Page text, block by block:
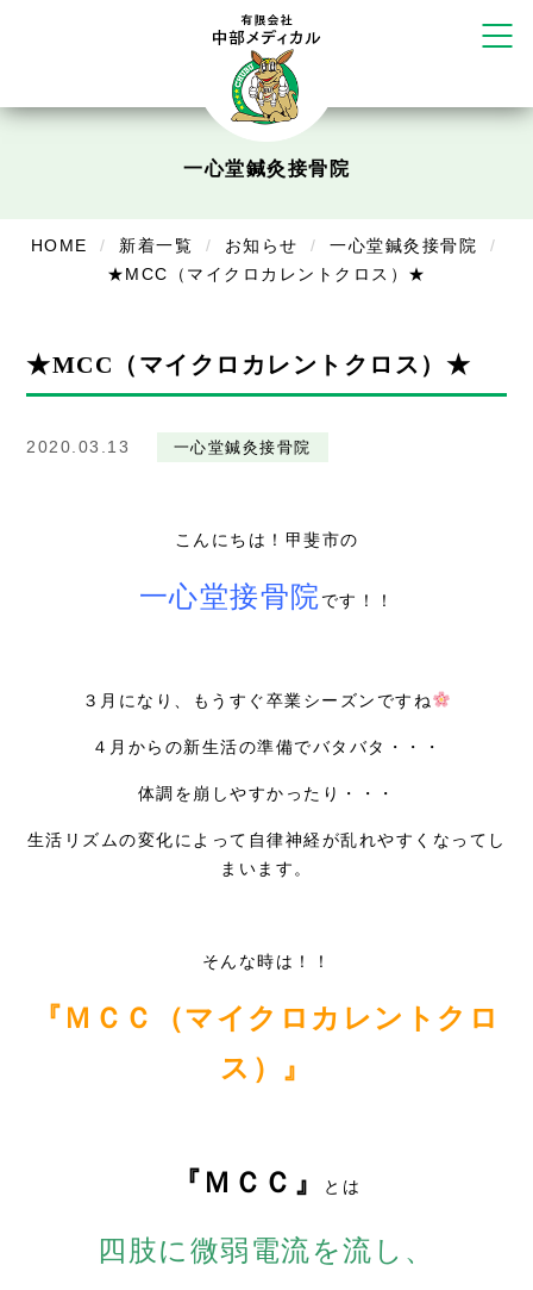
Cure
在宅訪問
美容鍼・コルギ
お知らせ
一心堂鍼灸接骨院
HOME 新着一覧 お知らせ
一心堂鍼灸接骨院
★MCC（マイクロカレントクロス）★
★MCC（マイクロカレントクロス）★
2020.03.13 一心堂鍼灸接骨院
こんにちは！甲斐市の
一心堂接骨院です！！
３月になり、もうすぐ卒業シーズンですね
４月からの新生活の準備でバタバタ・・・
体調を崩しやすかったり・・・
生活リズムの変化によって自律神経が乱れやすくなってし
まいます。
そんな時は！！
『ＭＣＣ（マイクロカレントクロ
ス）』
『ＭＣＣ』 とは
四肢に微弱電流を流し、